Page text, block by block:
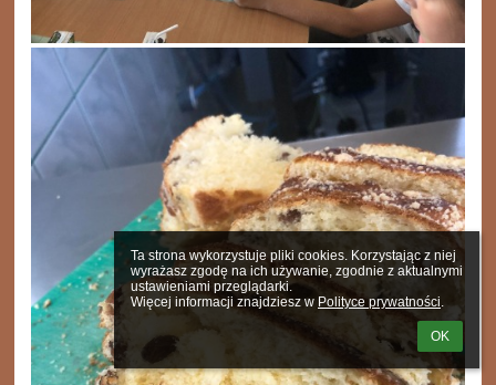
Ta strona wykorzystuje pliki cookies. Korzystając z niej
wyrażasz zgodę na ich używanie, zgodnie z aktualnymi
ustawieniami przeglądarki.
Więcej informacji znajdziesz w Polityce prywatności.
OK